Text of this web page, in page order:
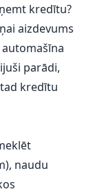
kredītu?
aizdevums
parādi,
kredītu
naudu